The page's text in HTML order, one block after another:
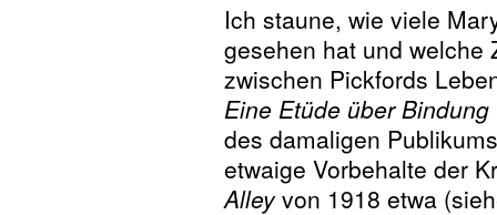
Ich staune, wie viele
gesehen hat und welche
zwischen Pickfords
Eine Etüde über Bindung
des damaligen
etwaige Vorbehalte der
Alleyvon 1918 etwa